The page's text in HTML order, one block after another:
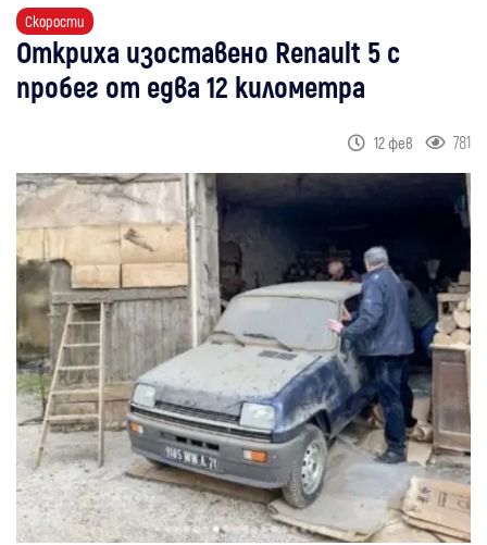
Скорости
Откриха изоставено Renault 5 с
пробег от едва 12 километра
12 фев 781